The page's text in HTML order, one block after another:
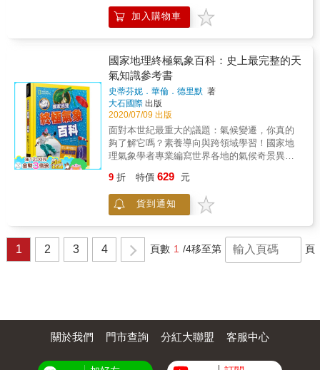
時間出現？快來跟著小小科學人一起探索，知
道為什麼沙子會「唱歌」；地表上最乾燥的地
現的新海洋。你不能錯過的地球奧祕，全都在
這本書裡！
加入購物車
國家地理終極氣象百科：史上最完整的天
氣知識參考書
史蒂芬妮．華倫．德里默 著
大石國際 出版
2020/07/09 出版
面對本世紀最重大的議題：氣候變遷，你真的
夠了解它嗎？素養導向與跨領域學習！國家地
理氣象學者專業編寫世界各地的氣候奇景異象X
理終極氣象百科》帶你見識地球最令人驚心動
魄的氣象․美國Amazon亞馬遜網路書店讀者五
顆星★★★★★好評推薦․最完整的氣候百科大
X趣聞軼事 X 簡潔圖表，清晰易懂又精彩豐富
的氣象科學․搭配國家地理精采圖片，揭開世界
切。天氣預報家如何預測天氣？極端風暴是怎
麼形成的？動物又如何應對？颶風、龍捲風、
字和各種趣味知識，帶你進入天氣的奇妙世
9 折 特價 629 元
貨到通知
1 2 3 4 頁數 1 /4移至第 頁
關於我們 門市查詢 分紅大聯盟 客服中心